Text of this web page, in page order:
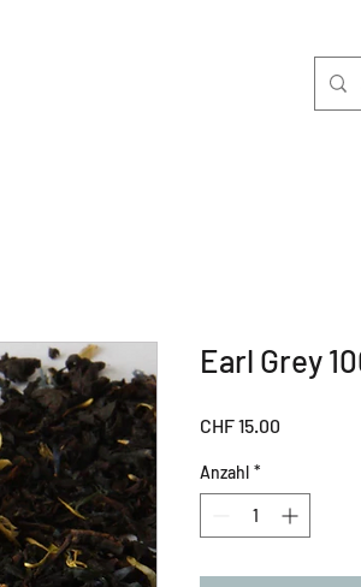
Earl Grey
CHF 15.00
Anzahl *